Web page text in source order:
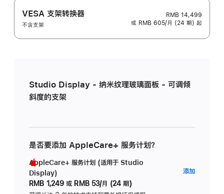
VESA 支架转换器
不含支架
RMB 14,499
或 RMB 605/月 (24 期) 起
Studio Display - 纳米纹理玻璃面板 - 可调倾
斜度的支架
是否要添加 AppleCare+ 服务计划？
AppleCare+ 服务计划 (适用于 Studio
Display)
RMB 1,249 或 RMB 53/月 (24 期)
添加